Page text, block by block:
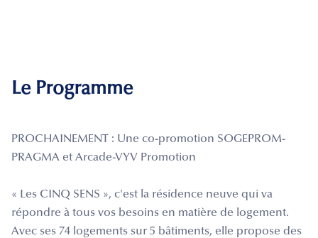
Le Programme
PROCHAINEMENT : Une co-promotion SOGEPROM-
PRAGMA et Arcade-VYV Promotion
« Les CINQ SENS », c'est la résidence neuve qui va
répondre à tous vos besoins en matière de logement.
Avec ses 74 logements sur 5 bâtiments, elle propose des